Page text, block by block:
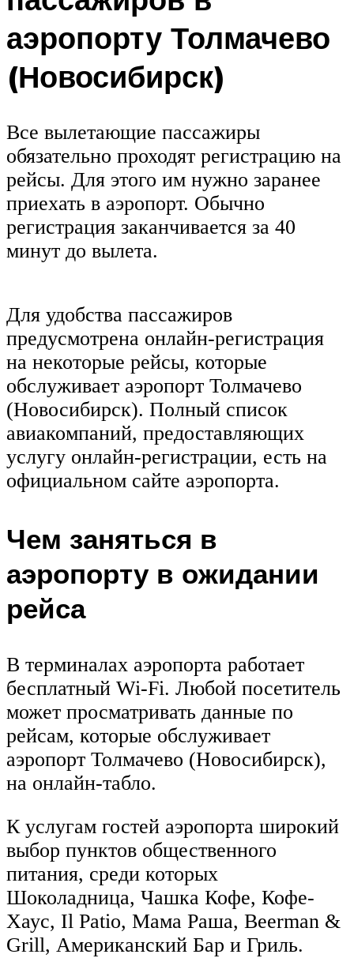
аэропорту Толмачево
(Новосибирск)
Все вылетающие пассажиры
обязательно проходят регистрацию на
рейсы. Для этого им нужно заранее
приехать в аэропорт. Обычно
регистрация заканчивается за 40
минут до вылета.
Для удобства пассажиров
предусмотрена онлайн-регистрация
на некоторые рейсы, которые
обслуживает аэропорт Толмачево
(Новосибирск). Полный список
авиакомпаний, предоставляющих
услугу онлайн-регистрации, есть на
официальном сайте аэропорта.
Чем заняться в
аэропорту в ожидании
рейса
В терминалах аэропорта работает
бесплатный Wi-Fi. Любой посетитель
может просматривать данные по
рейсам, которые обслуживает
аэропорт Толмачево (Новосибирск),
на онлайн-табло.
К услугам гостей аэропорта широкий
выбор пунктов общественного
питания, среди которых
Шоколадница, Чашка Кофе, Кофе-
Хаус, Il Patio, Мама Раша, Beerman &
Grill, Американский Бар и Гриль.